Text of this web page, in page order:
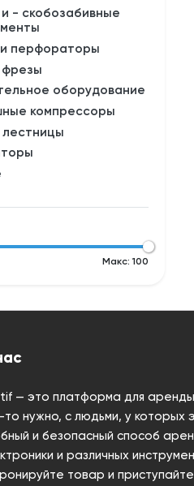
и - скобозабивные
перфораторы
фрезы
оборудование
компрессоры
Макс:100
— это платформа для
то нужно, с людьми, у которых
и безопасный способ
и различных
товар и